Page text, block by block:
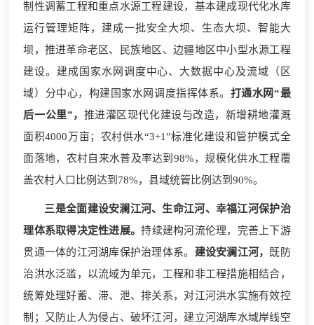
制性调蓄工程和重点水源工程建设，基本建成现代化水库
运行管理矩阵，建成一批安全大坝、生态大坝、智能大
坝，推进革命老区、民族地区、边疆地区中小型水源工程
建设。建成国家水网调度中心、大数据中心及流域（区
域）分中心，构建国家水网调度指挥体系。 打通水网“最
后一公里”， 推进灌区现代化建设与改造，新增耕地灌溉
面积4000万亩；农村供水“3+1”标准化建设和管护模式全
面落地，农村自来水普及率达到98%，规模化供水工程覆
盖农村人口比例达到78%，县域统管比例达到90%。
三是全面建设安澜江河、生命江河、幸福江河保护治
理体系取得决定性进展。持续建构河流伦理，完善上下游
贯通一体的江河湖库保护治理体系。 建设安澜江河，
既防
治洪水泛滥，以流域为单元，工程和非工程措施相结合，
统筹处理好蓄、滞、泄、排关系，对江河洪水实施有效控
制；又防止人为侵占、破坏江河，建立河湖库水域岸线空